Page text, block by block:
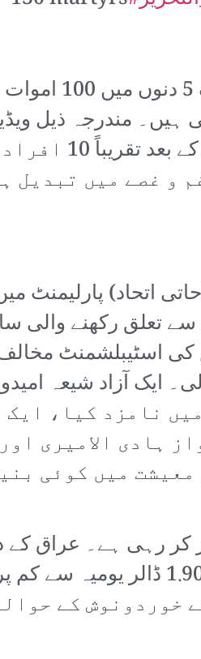
مذکورہ بالا شہروں میں پولیس اور فوج
مندرجہ ذیل
10 سالہ بچے کو صرف جھنڈا لہرانے پر گولی مار دی گئی۔ اس
و غصے میں تبدیل
(اصلاحاتی اتحاد)
تعلق رکھنے والی
اسٹیبلشمنٹ
ایک آزاد شیعہ
المہدی کو وزیرِ اعظم کی نشست کے لئے دو بلاکوں نے اکتوبر 2018ء
ہادی الامیری
میں کوئی
کر رہی ہے۔ عراق کے
چوتھے بڑے تیل کے ذخائر ہیں لیکن 4 کروڑ آبادی کے ملک میں 22.5 فیصد
طرح اشیائے خوردونوش کے